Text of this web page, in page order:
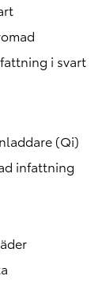
i svart
(Qi)
infattning